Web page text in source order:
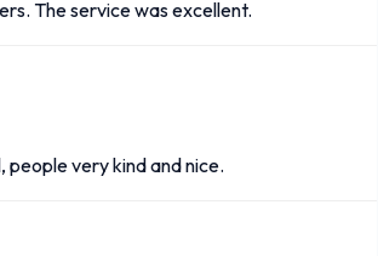
The service was excellent.
very kind and nice.